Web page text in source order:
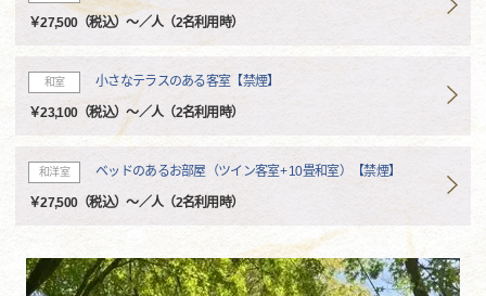
￥27,500（税込）～／人（2名利用時）
和室 小さなテラスのある客室【禁煙】
￥23,100（税込）～／人（2名利用時）
和洋室 ベッドのあるお部屋（ツイン客室+ 10畳和室）【禁煙】
￥27,500（税込）～／人（2名利用時）